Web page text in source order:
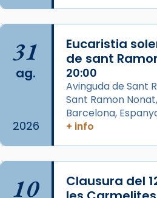
comitè organitzador de
del Sant Pare Lleó XIV a
col·laboradors, a la
L’arquebisbe de
Josep Omella, ha presidit
concelebrat el bisbe
Mons. David Abadías.
📸 Dr. G. Simón
Photo
31
ag.
2026
Eucaristia
de sant
20:00
Avinguda de Sant
Sant Ramon
Barcelona,
+ info
10
Clausura del